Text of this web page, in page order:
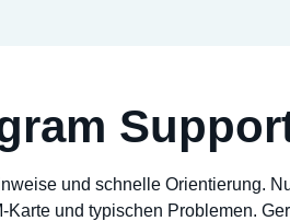
und schnelle Orientierung.
und typischen Problemen.